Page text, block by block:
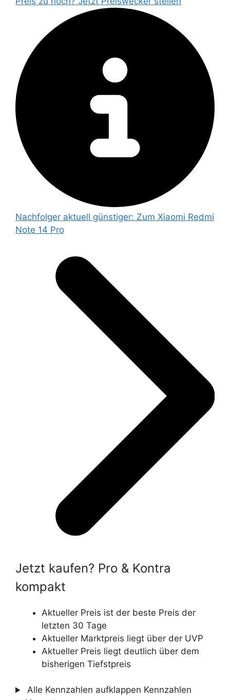
Nachfolger aktuell günstiger: Zum Xiaomi Redmi
Note 14 Pro
Jetzt kaufen? Pro & Kontra
kompakt
Aktueller Preis ist der beste Preis der
letzten 30 Tage
Aktueller Marktpreis liegt über der UVP
Aktueller Preis liegt deutlich über dem
bisherigen Tiefstpreis
Alle Kennzahlen aufklappen Kennzahlen